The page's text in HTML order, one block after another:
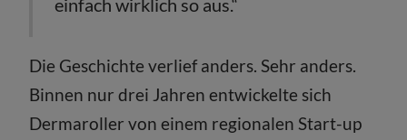
einfach wirklich so aus.“
Die Geschichte verlief anders. Sehr anders.
Binnen nur drei Jahren entwickelte sich
Dermaroller von einem regionalen Start-up